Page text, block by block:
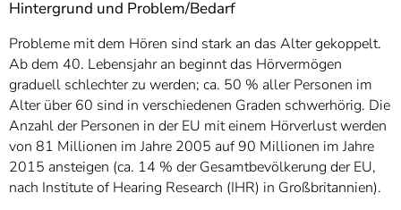
Hintergrund und Problem/Bedarf
Probleme mit dem Hören sind stark an das Alter gekoppelt.
Ab dem 40. Lebensjahr an beginnt das Hörvermögen
graduell schlechter zu werden; ca. 50 % aller Personen im
Alter über 60 sind in verschiedenen Graden schwerhörig. Die
Anzahl der Personen in der EU mit einem Hörverlust werden
von 81 Millionen im Jahre 2005 auf 90 Millionen im Jahre
2015 ansteigen (ca. 14 % der Gesamtbevölkerung der EU,
nach Institute of Hearing Research (IHR) in Großbritannien).